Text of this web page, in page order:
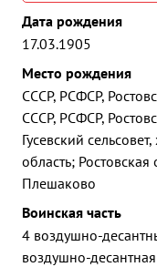
Дата рождения
17.03.1905
Место рождения
СССР, РСФСР,
СССР, РСФСР,
Гусевский
область;
Плешаково
Воинская часть
4 воздушно-
воздушно-